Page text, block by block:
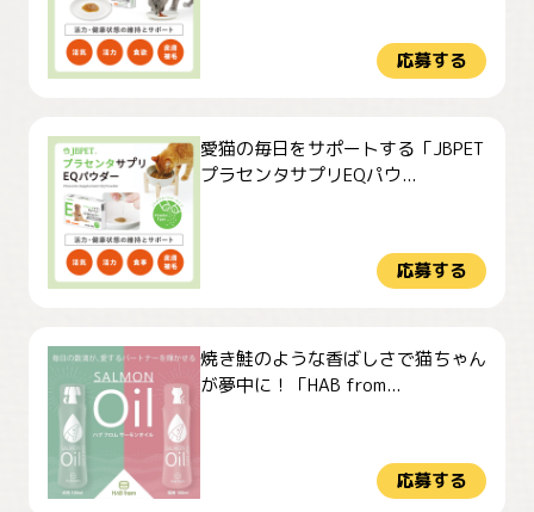
応募する
愛猫の毎日をサポートする「JBPET
プラセンタサプリEQパウ...
応募する
焼き鮭のような香ばしさで猫ちゃん
が夢中に！「HAB from...
応募する